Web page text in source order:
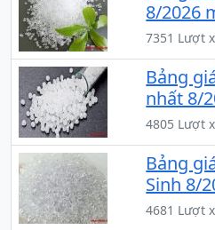
8/2026
7351 Lượt
Bảng
nhất 8/
4805 Lượt
Bảng
Sinh 8/
4681 Lượt